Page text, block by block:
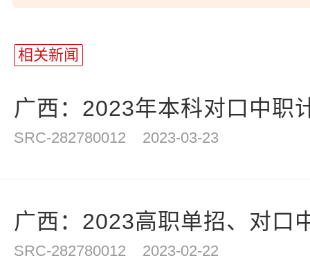
相关新闻
广西：2023年本科对口中职
SRC-282780012 2023-03-23
广西：2023高职单招、对口
SRC-282780012 2023-02-22